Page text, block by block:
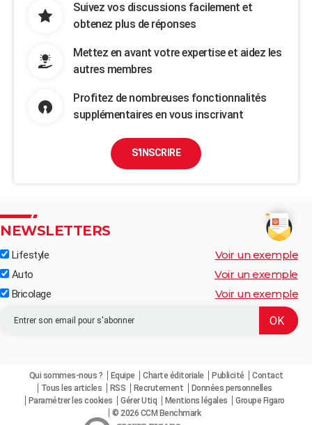
Suivez vos discussions facilement et
obtenez plus de réponses
Mettez en avant votre expertise et aidez les
autres membres
Profitez de nombreuses fonctionnalités
supplémentaires en vous inscrivant
S'INSCRIRE
NEWSLETTERS
Lifestyle Voir un exemple
Auto Voir un exemple
Bricolage Voir un exemple
Qui sommes-nous ? Equipe Charte éditoriale Publicité
Contact
Tous les articles
RSS Recrutement
Données personnelles
Paramétrer les cookies
Gérer Utiq Mentions légales
Groupe Figaro
© 2026 CCM Benchmark